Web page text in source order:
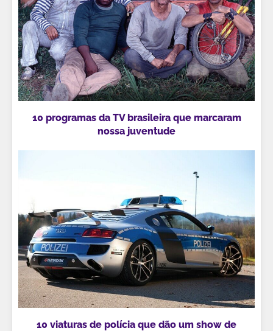
10 programas da TV brasileira que marcaram
nossa juventude
10 viaturas de polícia que dão um show de